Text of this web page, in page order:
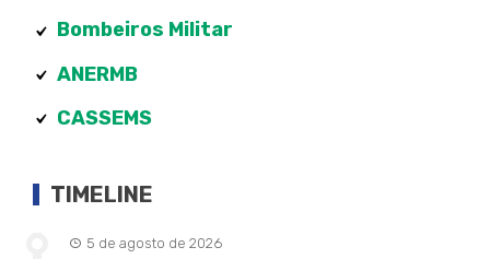
Bombeiros Militar
ANERMB
CASSEMS
TIMELINE
5 de agosto de 2026